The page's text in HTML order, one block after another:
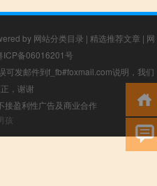
by 网站分类目录 | 精选推荐文章 | 网
ICP备06016201号
可发邮件到f_fb#foxmail.com说明，我们
，谢谢
接盈利性广告及商业合作
孩